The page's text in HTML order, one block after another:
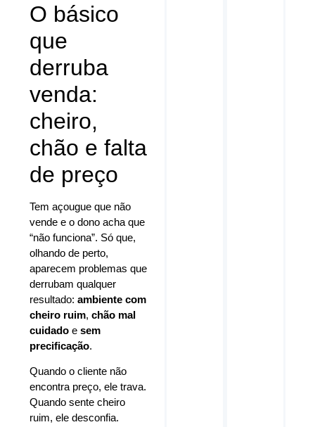
O básico
que
derruba
venda:
cheiro,
chão e falta
de preço
Tem açougue que não
vende e o dono acha que
“não funciona”. Só que,
olhando de perto,
aparecem problemas que
derrubam qualquer
resultado:ambiente com
cheiro ruim,chão mal
cuidado esem
precificação.
Quando o cliente não
encontra preço, ele trava.
Quando sente cheiro
ruim, ele desconfia.